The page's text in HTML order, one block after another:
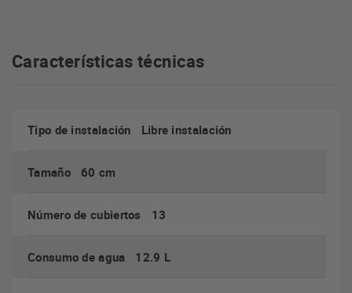
Programas: Eco 50ºC, Intensivo 70ºC, Clean & Shine,
Funciones
: media carga, inicio diferido, función pastillas,
Características técnicas
Tipo de instalación Libre instalación
Tamaño 60 cm
Número de cubiertos 13
Consumo de agua 12.9 L